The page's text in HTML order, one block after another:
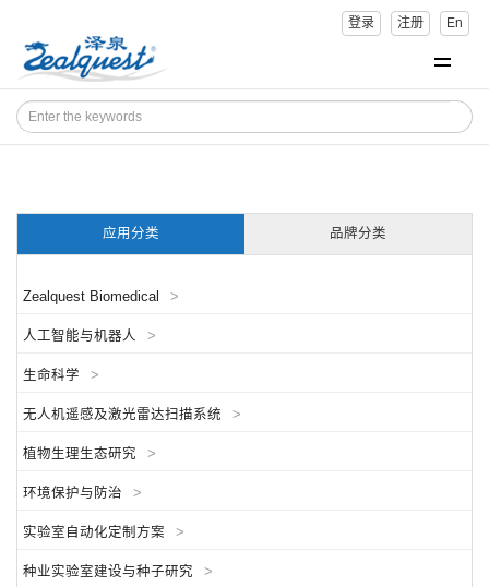
登录 注册 En
应用分类 品牌分类
Zealquest Biomedical >
人工智能与机器人 >
生命科学 >
无人机遥感及激光雷达扫描系统 >
植物生理生态研究 >
环境保护与防治 >
实验室自动化定制方案 >
种业实验室建设与种子研究 >